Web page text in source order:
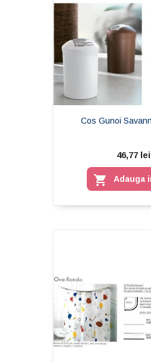
Cos Gunoi
46,77 lei
 Adauga